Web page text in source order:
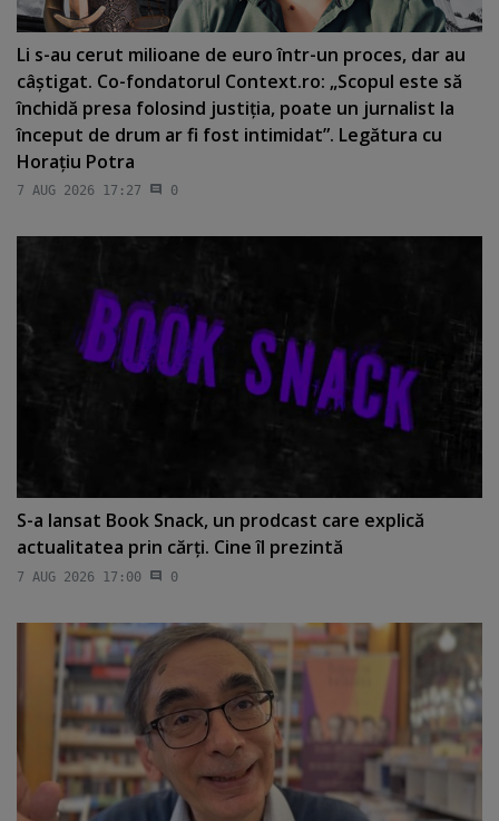
Li s-au cerut milioane de euro într-un proces, dar au
câştigat. Co-fondatorul Context.ro: „Scopul este să
închidă presa folosind justiţia, poate un jurnalist la
început de drum ar fi fost intimidat”. Legătura cu
Horaţiu Potra
7 AUG 2026 17:27 0
S-a lansat Book Snack, un prodcast care explică
actualitatea prin cărţi. Cine îl prezintă
7 AUG 2026 17:00 0